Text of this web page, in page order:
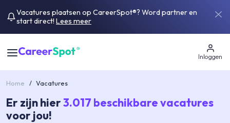
Vacatures plaatsen op CareerSpot®? Word partner en
start direct! Lees meer
Inloggen
Home / Vacatures
Er zijn hier3.017 beschikbare vacatures
voor jou!